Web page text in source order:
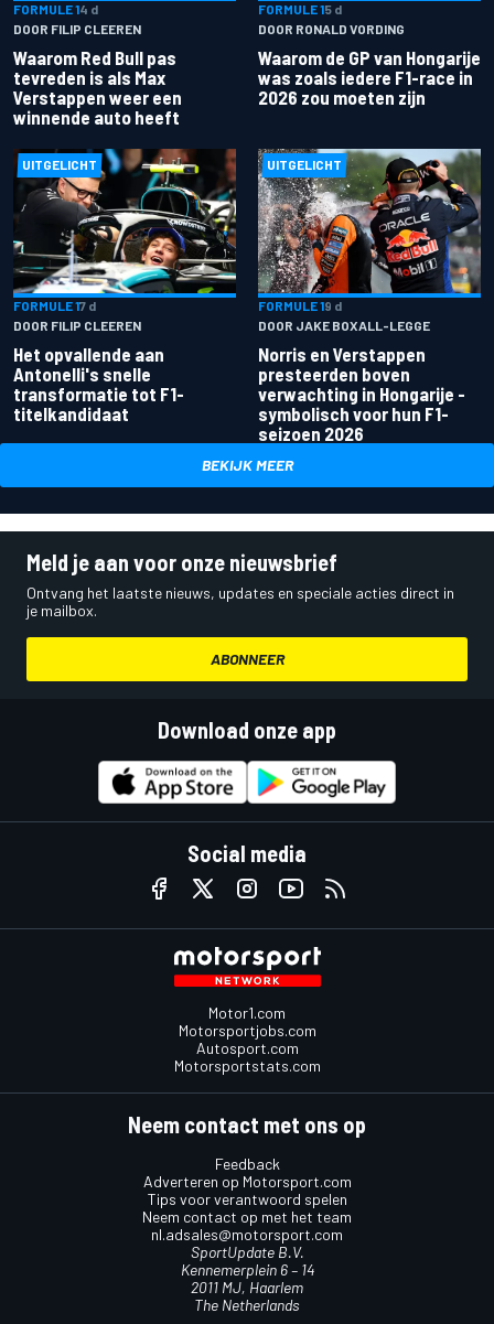
FORMULE 14 d
DOOR FILIP CLEEREN
Waarom Red Bull pas
tevreden is als Max
Verstappen weer een
winnende auto heeft
FORMULE 15 d
DOOR RONALD VORDING
Waarom de GP van Hongarije
was zoals iedere F1-race in
2026 zou moeten zijn
UITGELICHT
FORMULE 17 d
DOOR FILIP CLEEREN
Het opvallende aan
Antonelli's snelle
transformatie tot F1-
titelkandidaat
UITGELICHT
FORMULE 19 d
DOOR JAKE BOXALL-LEGGE
Norris en Verstappen
presteerden boven
verwachting in Hongarije -
symbolisch voor hun F1-
seizoen 2026
BEKIJK MEER
Meld je aan voor onze nieuwsbrief
Ontvang het laatste nieuws, updates en speciale acties direct in
je mailbox.
ABONNEER
Download onze app
Social media
Motor1.com
Motorsportjobs.com
Autosport.com
Motorsportstats.com
Neem contact met ons op
Feedback
Adverteren op Motorsport.com
Tips voor verantwoord spelen
Neem contact op met het team
nl.adsales@motorsport.com
SportUpdate B.V.
Kennemerplein 6 – 14
2011 MJ, Haarlem
The Netherlands